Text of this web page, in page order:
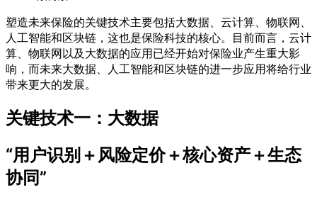
塑造未来保险的关键技术主要包括大数据、云计算、物联网、
人工智能和区块链，这也是保险科技的核心。目前而言，云计
算、物联网以及大数据的应用已经开始对保险业产生重大影
响，而未来大数据、人工智能和区块链的进一步应用将给行业
带来更大的发展。
关键技术一：大数据
“用户识别＋风险定价＋核心资产＋生态
协同”